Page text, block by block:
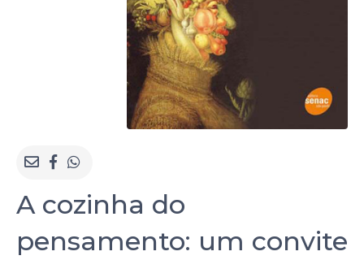
A cozinha do
pensamento: um convite